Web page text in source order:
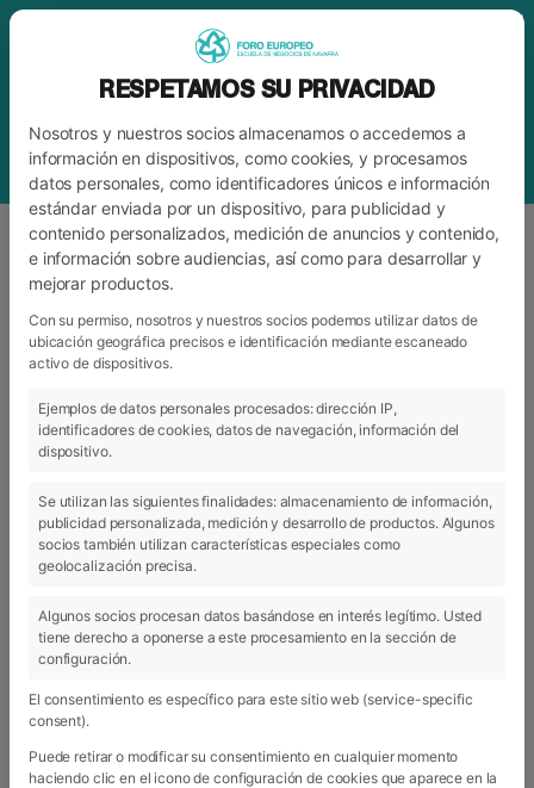
ETIQUETAMODELOS DE NEGOCIO
17 May 2018
RESPETAMOS SU PRIVACIDAD
Nosotros y nuestros socios almacenamos o accedemos a
información en dispositivos, como cookies, y procesamos
datos personales, como identificadores únicos e información
estándar enviada por un dispositivo, para publicidad y
contenido personalizados, medición de anuncios y contenido,
e información sobre audiencias, así como para desarrollar y
mejorar productos.
Con su permiso, nosotros y nuestros socios podemos utilizar datos de
ubicación geográfica precisos e identificación mediante escaneado
activo de dispositivos.
Ejemplos de datos personales procesados: dirección IP,
identificadores de cookies, datos de navegación, información del
dispositivo.
Se utilizan las siguientes finalidades: almacenamiento de información,
publicidad personalizada, medición y desarrollo de productos. Algunos
socios también utilizan características especiales como
geolocalización precisa.
Algunos socios procesan datos basándose en interés legítimo. Usted
tiene derecho a oponerse a este procesamiento en la sección de
configuración.
El consentimiento es específico para este sitio web (service-specific
consent).
Puede retirar o modificar su consentimiento en cualquier momento
haciendo clic en el icono de configuración de cookies que aparece en la